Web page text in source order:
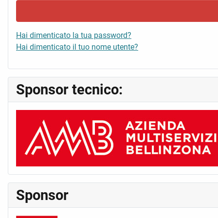
Hai dimenticato la tua password?
Hai dimenticato il tuo nome utente?
Sponsor tecnico:
Sponsor